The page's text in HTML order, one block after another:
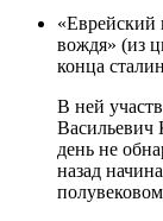
«Еврейский
вождя» (из
конца
В ней
Васильевич
день не
назад